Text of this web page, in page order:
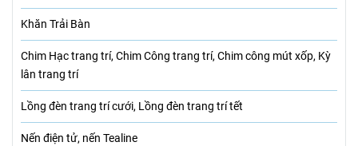
Khăn Trải Bàn
Chim Hạc trang trí, Chim Công trang trí, Chim công mút xốp, Kỳ
lân trang trí
Lồng đèn trang trí cưới, Lồng đèn trang trí tết
Nến điện tử, nến Tealine